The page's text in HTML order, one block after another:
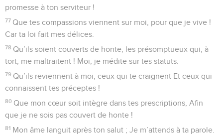
promesse à ton serviteur !
77 Que tes compassions viennent sur moi, pour que je vive !
Car ta loi fait mes délices.
78 Qu’ils soient couverts de honte, les présomptueux qui, à
tort, me maltraitent ! Moi, je médite sur tes statuts.
79 Qu’ils reviennent à moi, ceux qui te craignent Et ceux qui
connaissent tes préceptes !
80 Que mon cœur soit intègre dans tes prescriptions, Afin
que je ne sois pas couvert de honte !
81 Mon âme languit après ton salut ; Je m’attends à ta parole.